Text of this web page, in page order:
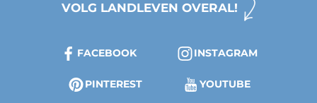
VOLG LANDLEVEN OVERAL!
FACEBOOK INSTAGRAM
PINTEREST YOUTUBE